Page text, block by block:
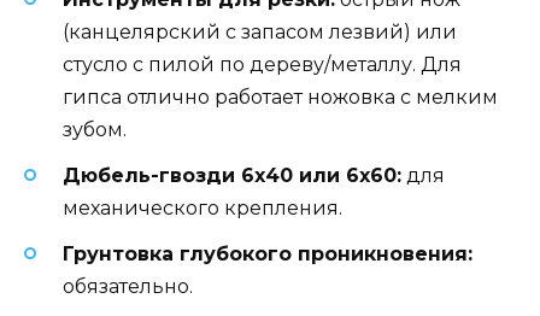
(канцелярский с запасом лезвий) или
стусло с пилой по дереву/металлу. Для
гипса отлично работает ножовка с мелким
зубом.
Дюбель-гвозди 6х40 или 6х60: для
механического крепления.
Грунтовка глубокого проникновения:
обязательно.